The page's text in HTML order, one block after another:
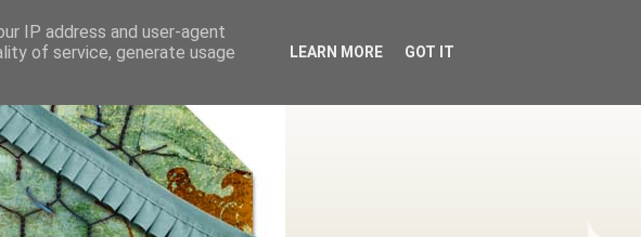
IP address and user-agent
of service, generate usage
LEARN MORE GOT IT